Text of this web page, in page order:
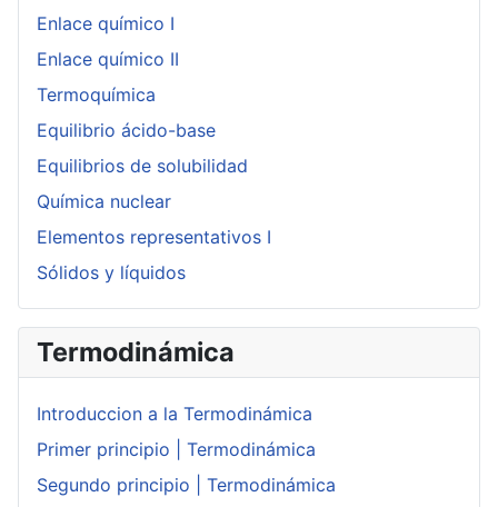
Enlace químico I
Enlace químico II
Termoquímica
Equilibrio ácido-base
Equilibrios de solubilidad
Química nuclear
Elementos representativos I
Sólidos y líquidos
Termodinámica
Introduccion a la Termodinámica
Primer principio | Termodinámica
Segundo principio | Termodinámica